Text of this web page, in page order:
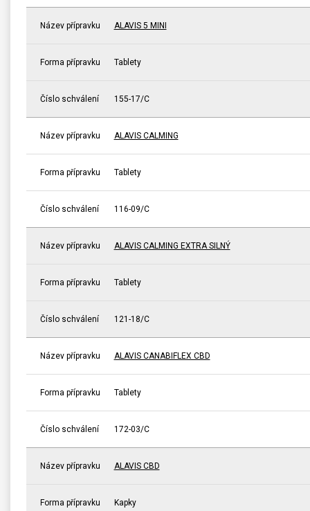
Název přípravku ALAVIS 5 MINI
Forma přípravku Tablety
Číslo schválení 155-17/C
Název přípravku ALAVIS CALMING
Forma přípravku Tablety
Číslo schválení 116-09/C
Název přípravku ALAVIS CALMING EXTRA SILNÝ
Forma přípravku Tablety
Číslo schválení 121-18/C
Název přípravku ALAVIS CANABIFLEX CBD
Forma přípravku Tablety
Číslo schválení 172-03/C
Název přípravku ALAVIS CBD
Forma přípravku Kapky